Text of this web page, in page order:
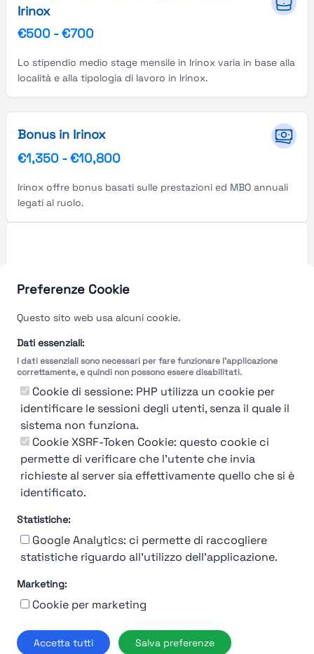
Preferenze Cookie
Questo sito web usa alcuni cookie.
Dati essenziali:
I dati essenziali sono necessari per fare funzionare l'applicazione
correttamente, e quindi non possono essere disabilitati.
Cookie di sessione: PHP utilizza un cookie per
identificare le sessioni degli utenti, senza il quale il
sistema non funziona.
Cookie XSRF-Token Cookie: questo cookie ci
permette di verificare che l'utente che invia
richieste al server sia effettivamente quello che si è
identificato.
Statistiche:
Google Analytics: ci permette di raccogliere
statistiche riguardo all'utilizzo dell'applicazione.
Marketing:
Cookie per marketing
Accetta tutti Salva preferenze
Irinox
€500 -€700
Lo stipendio medio stage mensile in Irinox varia in base alla
località e alla tipologia di lavoro in Irinox.
Bonus in Irinox
€1,350 -€10,800
Irinox offre bonus basati sulle prestazioni ed MBO annuali
legati al ruolo.
You're Not logged in
LoginorIscrivitiper vedere
Termini e Condizioni
© 2019-2026 Stupendio. Tutti i diritti riservati | Smarteris S.r.l. P.IVA
02659750992 | Capitale Sociale € 2.550 i.v.